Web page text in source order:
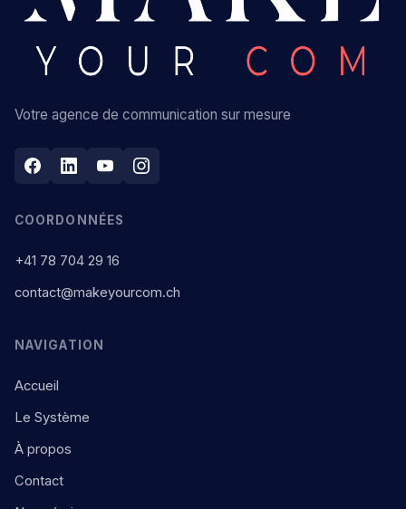
Votre agence de communication sur mesure
COORDONNÉES
+41 78 704 29 16
contact@makeyourcom.ch
NAVIGATION
Accueil
Le Système
À propos
Contact